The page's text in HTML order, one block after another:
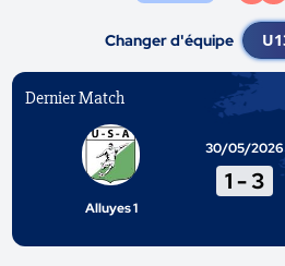
Changer d'équipe
Dernier Match
Alluyes 1
30/05/2026
1-3